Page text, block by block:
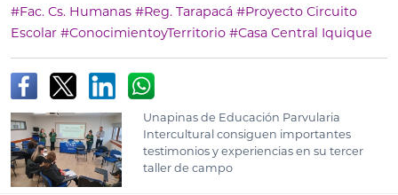
#Fac. Cs. Humanas #Reg. Tarapacá #Proyecto Circuito
Escolar #ConocimientoyTerritorio #Casa Central Iquique
Unapinas de Educación Parvularia
Intercultural consiguen importantes
testimonios y experiencias en su tercer
taller de campo